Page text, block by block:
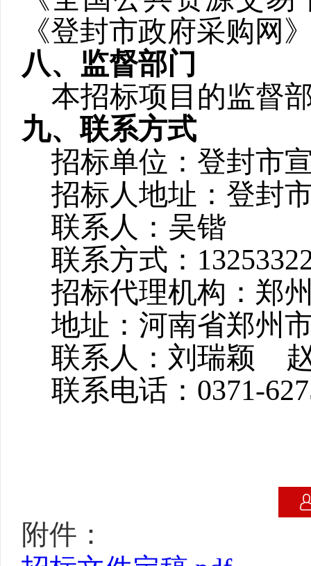
《登封市政府采购网
八、监督部门
本招标项目的监督
九、联系方式
招标单位：登封市
招标人地址：登封
联系人：吴锴
联系方式：
招标代理机构：郑
地址：河南省郑州
联系人：刘瑞颖
联系电话： 0371-
附件：